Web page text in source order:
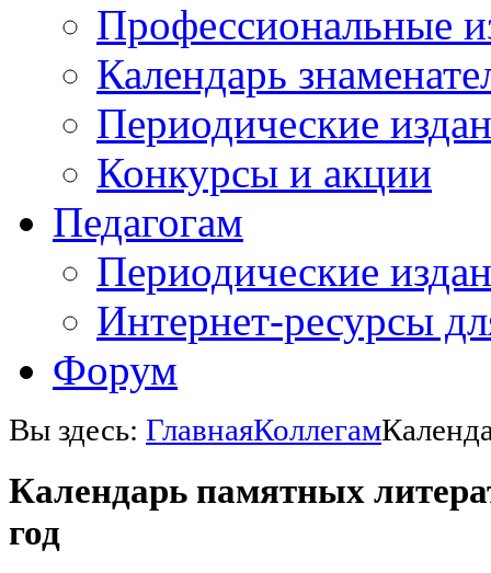
Профессиональные
Календарь
Периодические
Конкурсы и акции
Педагогам
Периодические
Интернет-ресурсы
Форум
Вы здесь: ГлавнаяКоллегам
Календарь памятных
год